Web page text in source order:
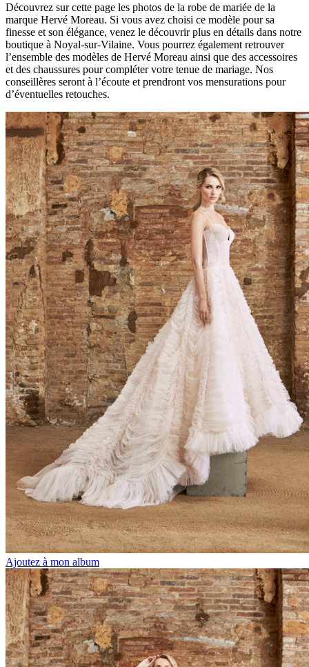
Découvrez sur cette page les photos de la robe de mariée de la
marque Hervé Moreau. Si vous avez choisi ce modèle pour sa
finesse et son élégance, venez le découvrir plus en détails dans notre
boutique à Noyal-sur-Vilaine. Vous pourrez également retrouver
l’ensemble des modèles de Hervé Moreau ainsi que des accessoires
et des chaussures pour compléter votre tenue de mariage. Nos
conseillères seront à l’écoute et prendront vos mensurations pour
d’éventuelles retouches.
Ajoutez à mon album